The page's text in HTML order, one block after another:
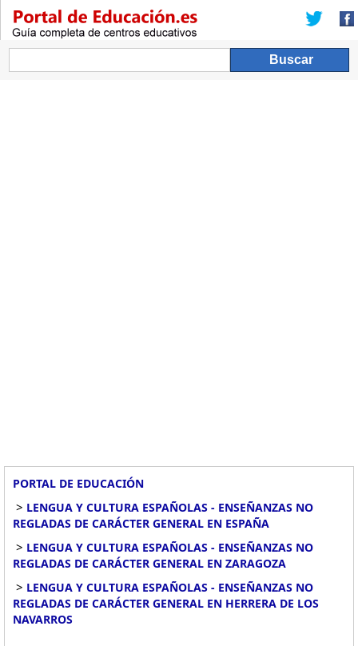
PORTAL DE EDUCACIÓN
> LENGUA Y CULTURA ESPAÑOLAS - ENSEÑANZAS NO
REGLADAS DE CARÁCTER GENERAL EN ESPAÑA
> LENGUA Y CULTURA ESPAÑOLAS - ENSEÑANZAS NO
REGLADAS DE CARÁCTER GENERAL EN ZARAGOZA
> LENGUA Y CULTURA ESPAÑOLAS - ENSEÑANZAS NO
REGLADAS DE CARÁCTER GENERAL EN HERRERA DE LOS
NAVARROS